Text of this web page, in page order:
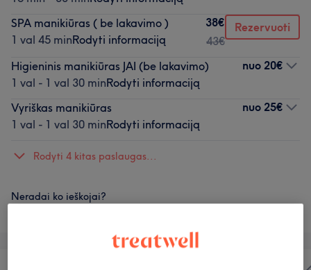
SPA manikiūras ( be lakavimo )
1 val 45 minRodyti informaciją
38€
43€
Rezervuoti
Higieninis manikiūras JAI (be lakavimo)
1 val - 1 val 30 minRodyti informaciją
nuo 20€
Vyriškas manikiūras
1 val - 1 val 30 minRodyti informaciją
nuo 25€
Rodyti 4 kitas paslaugas...
Neradai ko ieškojai?